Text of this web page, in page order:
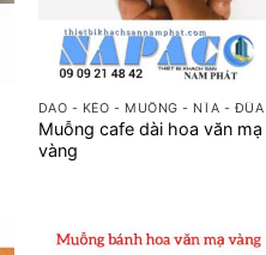
+
DAO - KÉO - MUỖNG - NĨA - ĐŨA
Muỗng cafe dài hoa văn mạ
vàng